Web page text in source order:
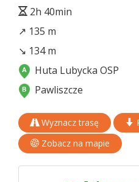
2h 40min
↗ 135 m
↘ 134 m
Huta Lubycka OSP
Pawliszcze
Wyznacz trasę
Zobacz na mapie